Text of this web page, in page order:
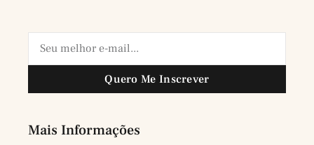
Quero Me Inscrever
Mais Informações